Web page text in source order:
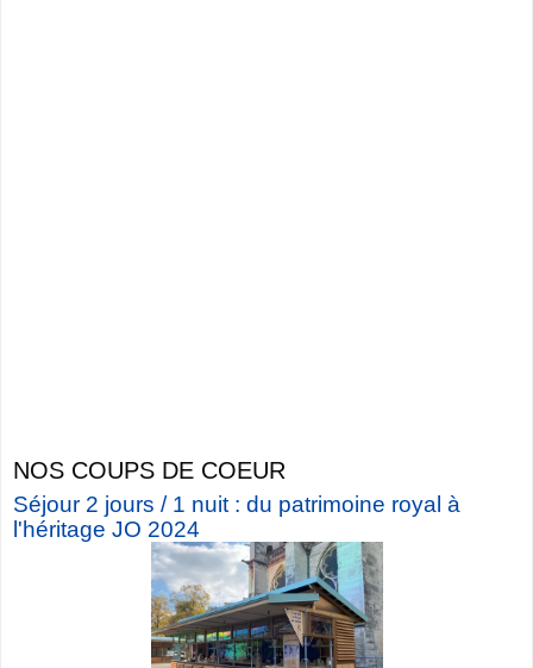
NOS COUPS DE COEUR
Séjour 2 jours / 1 nuit : du patrimoine royal à
l'héritage JO 2024